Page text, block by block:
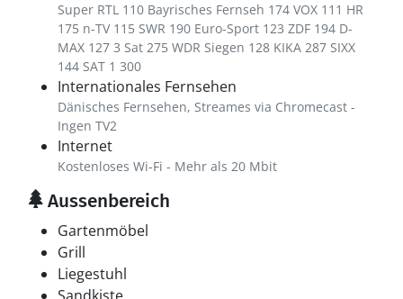
Super RTL 110 Bayrisches Fernseh 174 VOX 111 HR
175 n-TV 115 SWR 190 Euro-Sport 123 ZDF 194 D-
MAX 127 3 Sat 275 WDR Siegen 128 KIKA 287 SIXX
144 SAT 1 300
Internationales Fernsehen
Dänisches Fernsehen, Streames via Chromecast -
Ingen TV2
Internet
Kostenloses Wi-Fi - Mehr als 20 Mbit
Aussenbereich
Gartenmöbel
Grill
Liegestuhl